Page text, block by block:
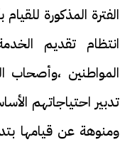
الفترة المذكورة
انتظام تقديم
المواطنين ،وأصحاب
تدبير احتياجاتهم
ومنوهة عن قيامها